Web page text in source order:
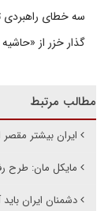
سه خطای راهبردی
گذار خزر از
مطالب مرتبط
ایران بیشتر
مایکل مان: طرح
دشمنان ایران باید